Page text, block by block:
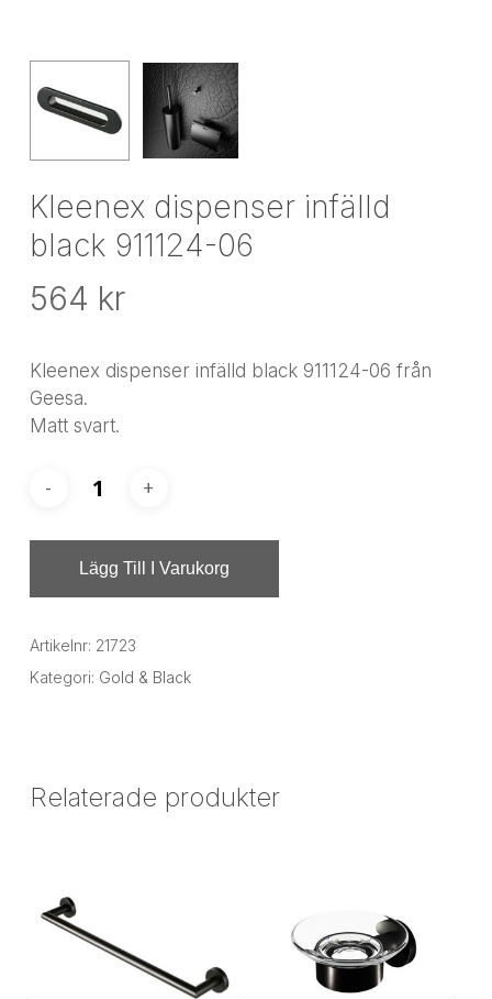
Kleenex dispenser infälld
black 911124-06
564 kr
Kleenex dispenser infälld black 911124-06 från
Geesa.
Matt svart.
Lägg Till I Varukorg
Artikelnr: 21723
Kategori: Gold & Black
Relaterade produkter